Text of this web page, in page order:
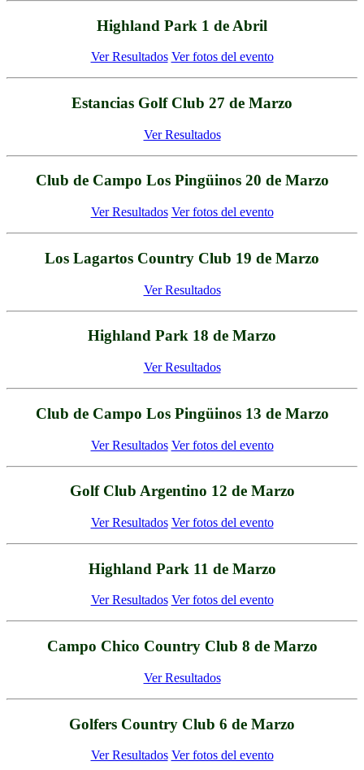
Highland Park 1 de Abril
Ver Resultados Ver fotos del evento
Estancias Golf Club 27 de Marzo
Ver Resultados
Club de Campo Los Pingüinos 20 de Marzo
Ver Resultados Ver fotos del evento
Los Lagartos Country Club 19 de Marzo
Ver Resultados
Highland Park 18 de Marzo
Ver Resultados
Club de Campo Los Pingüinos 13 de Marzo
Ver Resultados Ver fotos del evento
Golf Club Argentino 12 de Marzo
Ver Resultados Ver fotos del evento
Highland Park 11 de Marzo
Ver Resultados Ver fotos del evento
Campo Chico Country Club 8 de Marzo
Ver Resultados
Golfers Country Club 6 de Marzo
Ver Resultados Ver fotos del evento